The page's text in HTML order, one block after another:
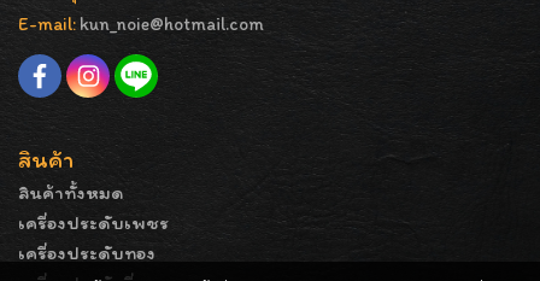
E-mail: kun_noie@hotmail.com
สินค้า
สินค้าทั้งหมด
เครื่องประดับเพชร
เครื่องประดับทอง